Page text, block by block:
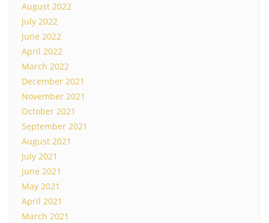
August 2022
July 2022
June 2022
April 2022
March 2022
December 2021
November 2021
October 2021
September 2021
August 2021
July 2021
June 2021
May 2021
April 2021
March 2021